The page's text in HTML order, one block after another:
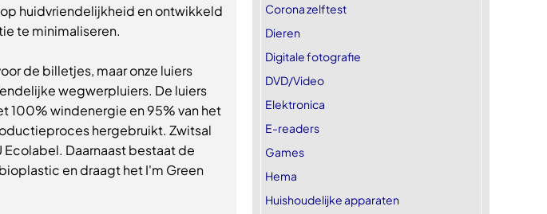
huidvriendelijkheid en ontwikkeld
te minimaliseren.
de billetjes, maar onze luiers
wegwerpluiers. De luiers
100% windenergie en 95% van het
hergebruikt. Zwitsal
Daarnaast bestaat de
en draagt het I'm Green
Corona zelftest
Dieren
Digitale fotografie
DVD/Video
Elektronica
E-readers
Games
Hema
Huishoudelijke apparaten